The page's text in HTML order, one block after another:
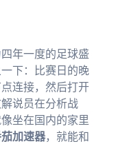
年一度的足球盛
下：比赛日的晚
连接，然后打开
说员在分析战
坐在国内的家里
加速器，就能和